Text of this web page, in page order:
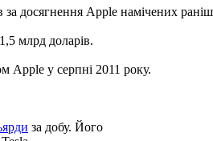
досягнення Apple намічених
млрд доларів.
Apple у серпні 2011 року.
за добу. Його